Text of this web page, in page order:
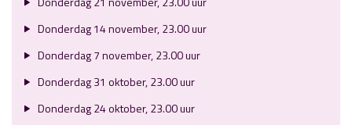
Donderdag 14 november, 23.00 uur
Donderdag 7 november, 23.00 uur
Donderdag 31 oktober, 23.00 uur
Donderdag 24 oktober, 23.00 uur